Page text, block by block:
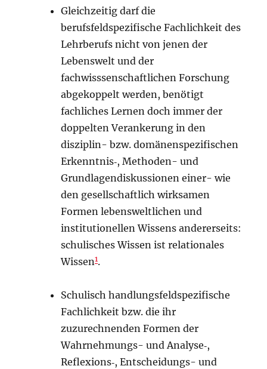
Gleichzeitig darf die
berufsfeldspezifische Fachlichkeit des
Lehrberufs nicht von jenen der
Lebenswelt und der
fachwisssenschaftlichen Forschung
abgekoppelt werden, benötigt
fachliches Lernen doch immer der
doppelten Verankerung in den
disziplin- bzw. domänenspezifischen
Erkenntnis‑, Methoden- und
Grundlagendiskussionen einer- wie
den gesellschaftlich wirksamen
Formen lebensweltlichen und
institutionellen Wissens andererseits:
schulisches Wissen ist relationales
Wissen1.
Schulisch handlungsfeldspezifische
Fachlichkeit bzw. die ihr
zuzurechnenden Formen der
Wahrnehmungs- und Analyse‑,
Reflexions‑, Entscheidungs- und